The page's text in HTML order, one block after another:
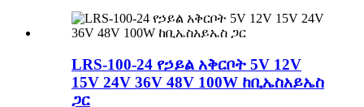
LRS-100-24 የኃይል አቅርቦት 5V 12V
15V 24V 36V 48V 100W ከቢኤስአይኤስ
ጋር